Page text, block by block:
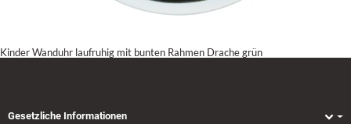
Kinder Wanduhr laufruhig mit bunten Rahmen Drache grün
Gesetzliche Informationen